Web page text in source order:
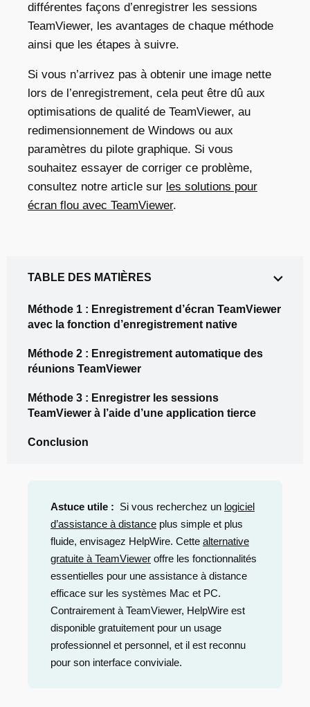
différentes façons d’enregistrer les sessions
TeamViewer, les avantages de chaque méthode
ainsi que les étapes à suivre.
Si vous n’arrivez pas à obtenir une image nette
lors de l’enregistrement, cela peut être dû aux
optimisations de qualité de TeamViewer, au
redimensionnement de Windows ou aux
paramètres du pilote graphique. Si vous
souhaitez essayer de corriger ce problème,
consultez notre article sur les solutions pour
écran flou avec TeamViewer.
TABLE DES MATIÈRES
Méthode 1 : Enregistrement d’écran TeamViewer
avec la fonction d’enregistrement native
Méthode 2 : Enregistrement automatique des
réunions TeamViewer
Méthode 3 : Enregistrer les sessions
TeamViewer à l’aide d’une application tierce
Conclusion
Astuce utile : Si vous recherchez un logiciel
d’assistance à distance plus simple et plus
fluide, envisagez HelpWire. Cette alternative
gratuite à TeamViewer offre les fonctionnalités
essentielles pour une assistance à distance
efficace sur les systèmes Mac et PC.
Contrairement à TeamViewer, HelpWire est
disponible gratuitement pour un usage
professionnel et personnel, et il est reconnu
pour son interface conviviale.